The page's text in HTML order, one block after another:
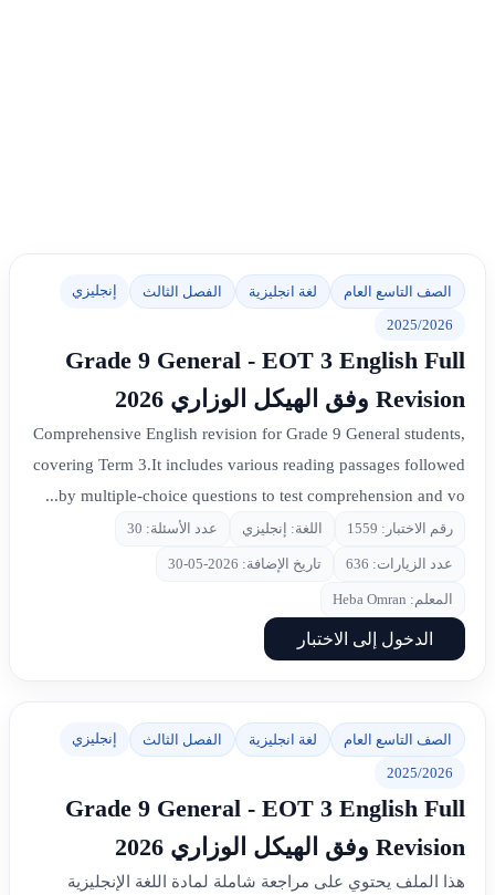
الصف التاسع العام لغة انجليزية الفصل الثالث إنجليزي
2025/2026
Grade 9 General - EOT 3 English Full
Revision وفق الهيكل الوزاري 2026
Comprehensive English revision for Grade 9 General students,
covering Term 3.It includes various reading passages followed
by multiple-choice questions to test comprehension and vo...
رقم الاختبار: 1559 اللغة: إنجليزي عدد الأسئلة: 30
عدد الزيارات: 636 تاريخ الإضافة: 2026-05-30
المعلم: Heba Omran
الدخول إلى الاختبار
الصف التاسع العام لغة انجليزية الفصل الثالث إنجليزي
2025/2026
Grade 9 General - EOT 3 English Full
Revision وفق الهيكل الوزاري 2026
هذا الملف يحتوي على مراجعة شاملة لمادة اللغة الإنجليزية